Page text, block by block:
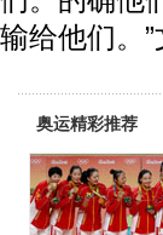
输给他们。
奥运精彩推荐